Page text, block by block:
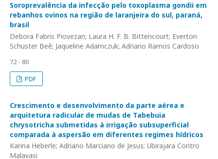
Soroprevalência da infecção pelo toxoplasma gondii em
rebanhos ovinos na região de laranjeira do sul, paraná,
brasil
Debora Fabris Piovezan; Laura H. F. B. Bittencourt; Everton
Schuster Beê; Jaqueline Adamczuk; Adriano Ramos Cardoso
72 - 80
PDF
Crescimento e desenvolvimento da parte aérea e
arquitetura radicular de mudas de Tabebuia
chrysotricha submetidas à irrigação subsuperficial
comparada à aspersão em diferentes regimes hídricos
Karina Heberle; Adriano Marciano de Jesus; Ubirajara Contro
Malavasi